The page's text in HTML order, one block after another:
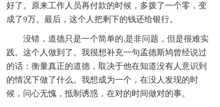
好了。原来工作人员再付款的时候，多拨了一个零，变
成了9万。最后，这个人把剩下的钱还给银行。
没错，道德只是一个简单的.是非问题，但是很难实
践。这个人做到了。我很想补充一句孟德斯鸠曾经说过
的话：衡量真正的道德，取决于他在知道没有人意识到
的情况下做了什么。我想成为一个，在没人发现的时
候，问心无愧，抵制诱惑，在对的时间做对的事。